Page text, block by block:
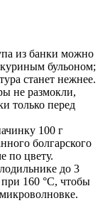
из банки можно
бульоном;
станет нежнее.
не размокли,
только перед
100 г
болгарского
по цвету.
до 3
при 160 °C, чтобы